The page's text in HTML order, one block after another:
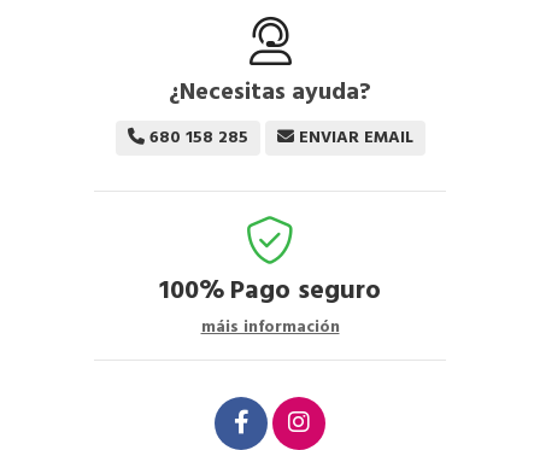
¿Necesitas ayuda?
680 158 285 ENVIAR EMAIL
100%Pago seguro
máis información